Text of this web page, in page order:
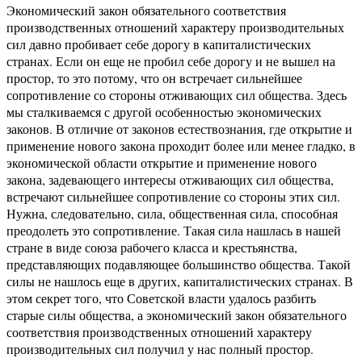
Экономический закон обязательного соответствия
производственных отношений характеру производительных
сил давно пробивает себе дорогу в капиталистических
странах. Если он еще не пробил себе дорогу и не вышел на
простор, то это потому, что он встречает сильнейшее
сопротивление со стороны отживающих сил общества. Здесь
мы сталкиваемся с другой особенностью экономических
законов. В отличие от законов естествознания, где открытие и
применение нового закона проходит более или менее гладко, в
экономической области открытие и применение нового
закона, задевающего интересы отживающих сил общества,
встречают сильнейшее сопротивление со стороны этих сил.
Нужна, следовательно, сила, общественная сила, способная
преодолеть это сопротивление. Такая сила нашлась в нашей
стране в виде союза рабочего класса и крестьянства,
представляющих подавляющее большинство общества. Такой
силы не нашлось еще в других, капиталистических странах. В
этом секрет того, что Советской власти удалось разбить
старые силы общества, а экономический закон обязательного
соответствия производственных отношений характеру
производительных сил получил у нас полный простор.